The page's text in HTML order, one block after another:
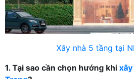
Xây nhà 5 tầng tại
1. Tại sao cần chọn hướng khi